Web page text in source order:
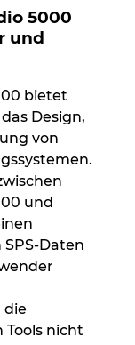
5000
und
bietet
Design,
von
und
Daten
die
nicht